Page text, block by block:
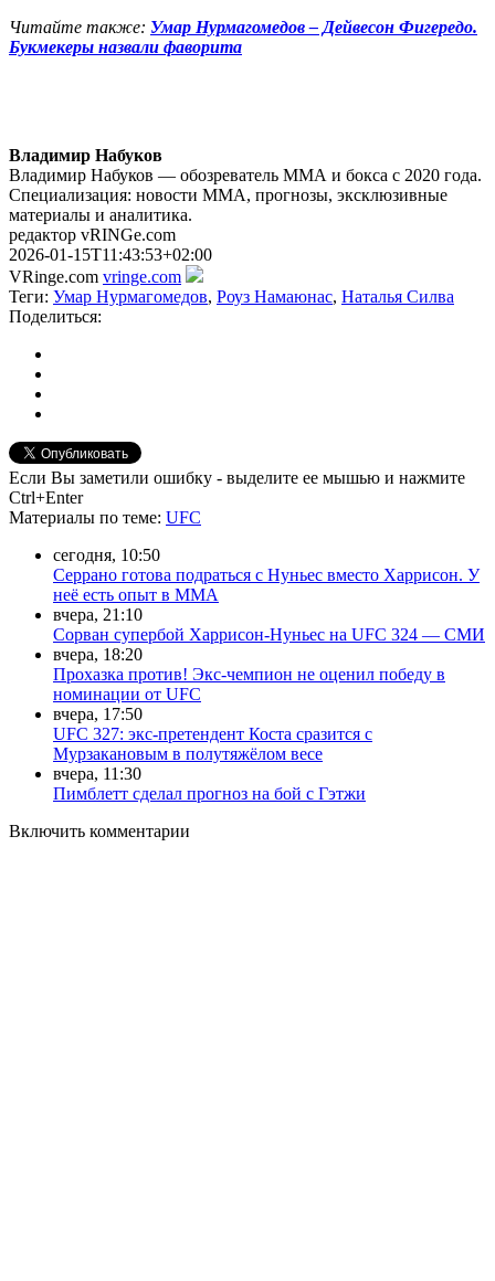
Читайте также: Умар Нурмагомедов – Дейвесон Фигередо.
Букмекеры назвали фаворита
Владимир Набуков
Владимир Набуков — обозреватель ММА и бокса с 2020 года.
Специализация: новости ММА, прогнозы, эксклюзивные
материалы и аналитика.
редактор vRINGe.com
2026-01-15T11:43:53+02:00
VRinge.com vringe.com
Теги: Умар Нурмагомедов, Роуз Намаюнас, Наталья Силва
Поделиться:
Если Вы заметили ошибку - выделите ее мышью и нажмите
Ctrl+Enter
Материалы по теме: UFC
сегодня, 10:50
Серрано готова подраться с Нуньес вместо Харрисон. У
неё есть опыт в ММА
вчера, 21:10
Сорван супербой Харрисон-Нуньес на UFC 324 — СМИ
вчера, 18:20
Прохазка против! Экс-чемпион не оценил победу в
номинации от UFC
вчера, 17:50
UFC 327: экс-претендент Коста сразится с
Мурзакановым в полутяжёлом весе
вчера, 11:30
Пимблетт сделал прогноз на бой с Гэтжи
Включить комментарии